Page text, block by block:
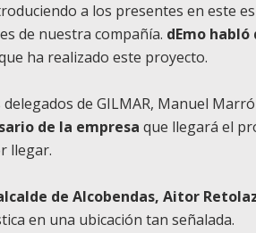
a los presentes en este
de nuestra compañía. dEmo
ha realizado este proyecto.
de GILMAR, Manuel
de la empresa que llegará el
llegar.
de Alcobendas, Aitor
en una ubicación tan señalada.